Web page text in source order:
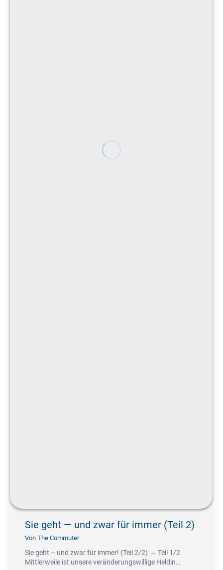
Sie geht — und zwar für immer (Teil 2)
Von The Commuter
Sie geht – und zwar für immer! (Teil 2/2) → Teil 1/2
Mittlerweile ist unsere veränderungswillige Heldin…